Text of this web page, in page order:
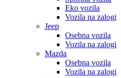
Eko vozila
Vozila na zalogi
Jeep
Osebna vozila
Vozila na zalogi
Mazda
Osebna vozila
Vozila na zalogi